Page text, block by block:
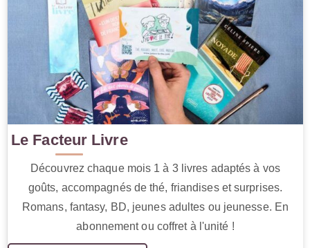
Le Facteur Livre
Découvrez chaque mois 1 à 3 livres adaptés à vos
goûts, accompagnés de thé, friandises et surprises.
Romans, fantasy, BD, jeunes adultes ou jeunesse. En
abonnement ou coffret à l'unité !